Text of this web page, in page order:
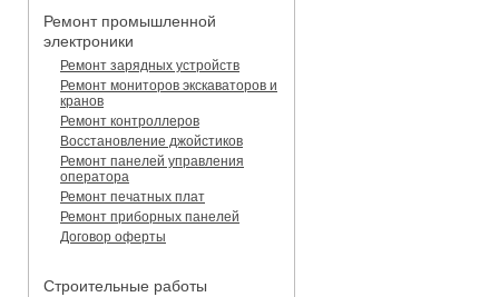
Ремонт промышленной
электроники
Ремонт зарядных устройств
Ремонт мониторов экскаваторов и
кранов
Ремонт контроллеров
Восстановление джойстиков
Ремонт панелей управления
оператора
Ремонт печатных плат
Ремонт приборных панелей
Договор оферты
Строительные работы